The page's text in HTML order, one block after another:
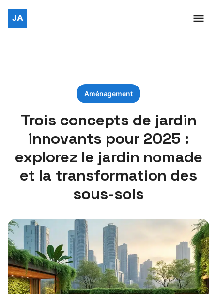
Aménagement
Trois concepts de jardin
innovants pour 2025 :
explorez le jardin nomade
et la transformation des
sous-sols